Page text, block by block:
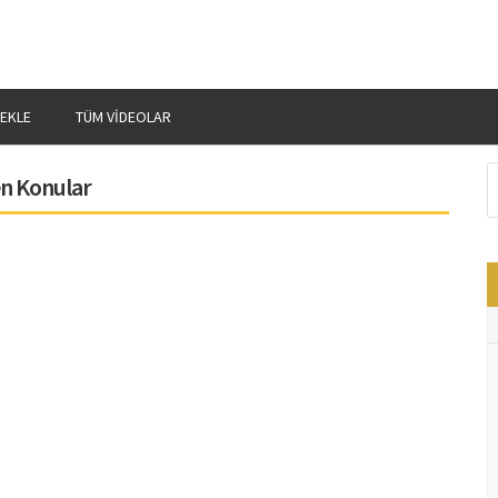
TÜM VIDEOLAR
Konular